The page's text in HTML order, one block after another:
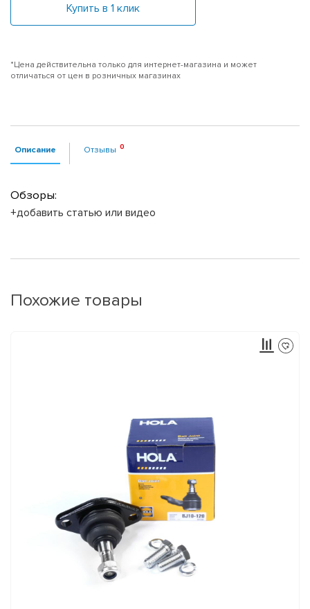
Купить в 1 клик
*Цена действительна только для интернет-магазина и может
отличаться от цен в розничных магазинах
Описание Отзывы
Обзоры:
+добавить статью или видео
Похожие товары